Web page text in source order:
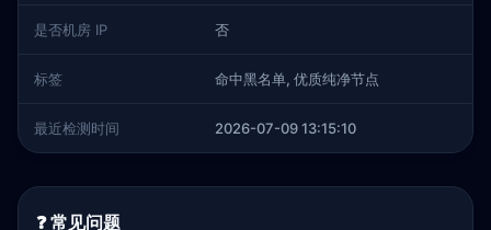
是否机房 IP 否
标签 命中黑名单, 优质纯净节点
最近检测时间 2026-07-09 13:15:10
❓ 常见问题